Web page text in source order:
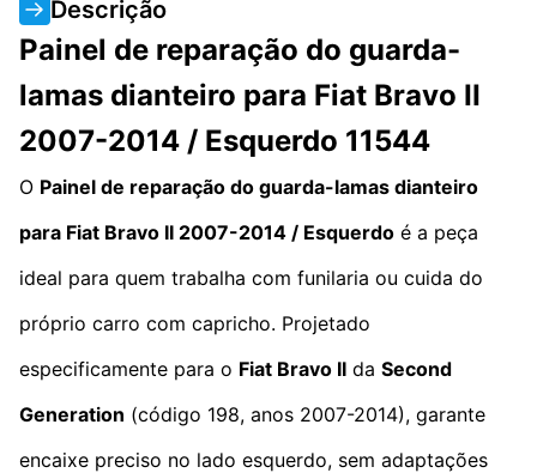
Descrição
Painel de reparação do guarda-
lamas dianteiro para Fiat Bravo II
2007-2014 / Esquerdo 11544
O Painel de reparação do guarda-lamas dianteiro
para Fiat Bravo II 2007-2014 / Esquerdo é a peça
ideal para quem trabalha com funilaria ou cuida do
próprio carro com capricho. Projetado
especificamente para o Fiat Bravo II da Second
Generation (código 198, anos 2007-2014), garante
encaixe preciso no lado esquerdo, sem adaptações